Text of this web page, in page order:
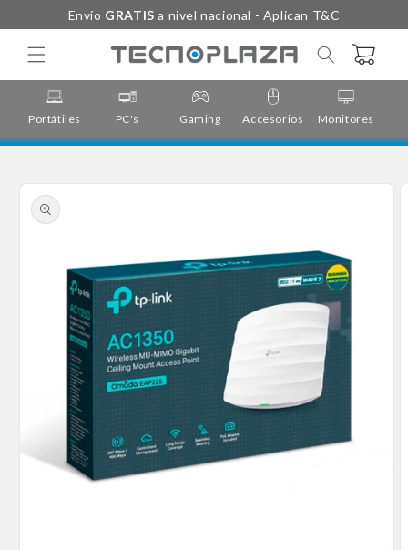
directamente
Envío GRATISa nivel nacional - Aplican T&C
Carrito
Portátiles PC's Gaming Accesorios Monitores
directamente
a la
información